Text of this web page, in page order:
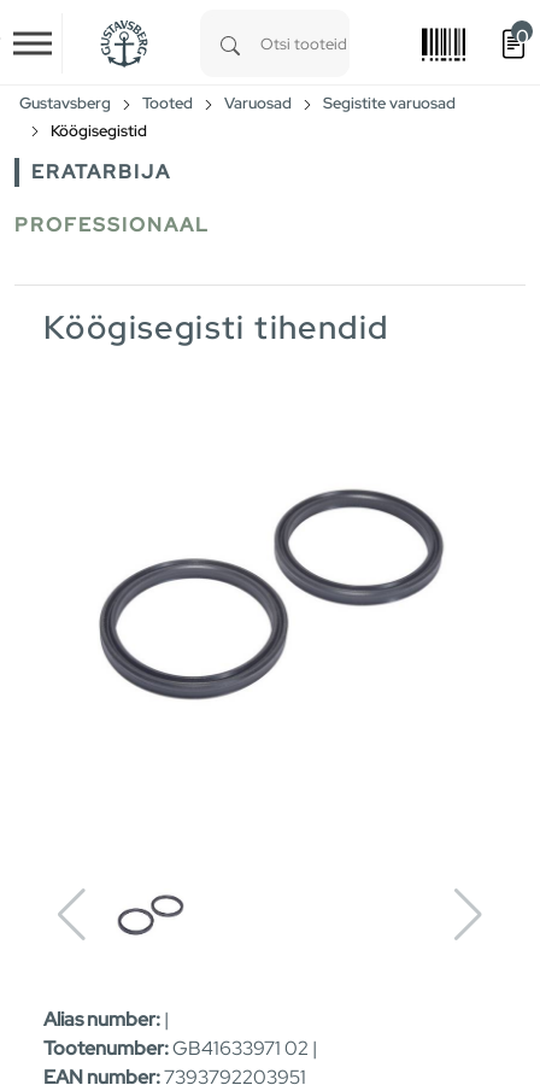
Skip to main content
0
Gustavsberg Tooted Varuosad
Segistite varuosad
Köögisegistid
ERATARBIJA
PROFESSIONAAL
Köögisegisti tihendid
Alias number:|
Tootenumber:GB41633971 02 |
EAN number:7393792203951